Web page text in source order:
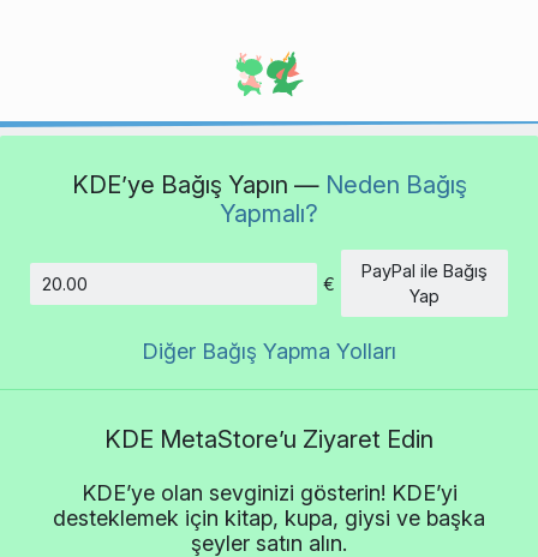
KDE’ye Bağış Yapın — Neden Bağış
Yapmalı?
€
PayPal ile Bağış
Yap
Diğer Bağış Yapma Yolları
KDE MetaStore’u Ziyaret Edin
KDE’ye olan sevginizi gösterin! KDE’yi
desteklemek için kitap, kupa, giysi ve başka
şeyler satın alın.